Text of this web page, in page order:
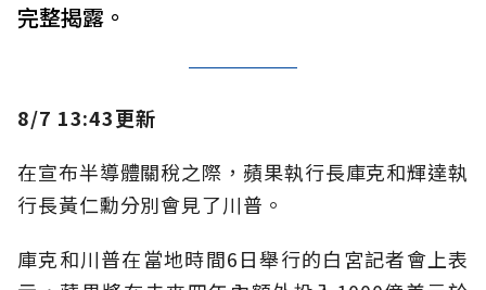
完整揭露。
8/7 13:43更新
在宣布半導體關稅之際，蘋果執行長庫克和輝達執
行長黃仁勳分別會見了川普。
庫克和川普在當地時間6日舉行的白宮記者會上表